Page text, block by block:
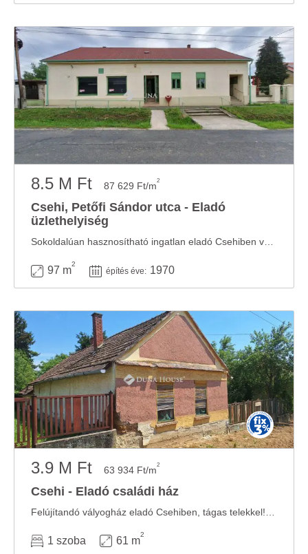
8.5 M Ft 87 629 Ft/m2
Csehi, Petőfi Sándor utca - Eladó
üzlethelyiség
97 m
2
építés éve: 1970
3.9 M Ft 63 934 Ft/m2
Csehi - Eladó családi ház
1 szoba 61 m
2